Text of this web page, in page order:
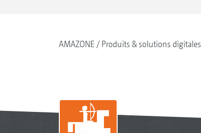
AMAZONE Produits & solutions digitales